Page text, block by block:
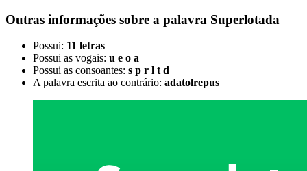
Outras informações sobre a palavra Superlotada
Possui: 11 letras
Possui as vogais: u e o a
Possui as consoantes: s p r l t d
A palavra escrita ao contrário: adatolrepus